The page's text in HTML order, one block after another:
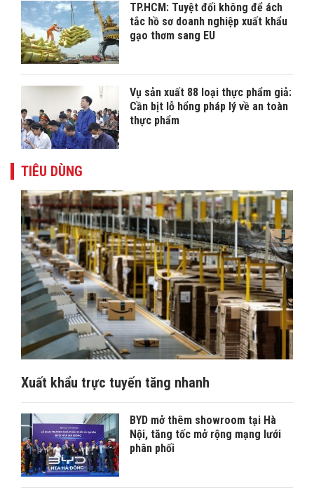
TP.HCM: Tuyệt đối không để ách
tắc hồ sơ doanh nghiệp xuất khẩu
gạo thơm sang EU
Vụ sản xuất 88 loại thực phẩm giả:
Cần bịt lỗ hổng pháp lý về an toàn
thực phẩm
TIÊU DÙNG
Xuất khẩu trực tuyến tăng nhanh
BYD mở thêm showroom tại Hà
Nội, tăng tốc mở rộng mạng lưới
phân phối